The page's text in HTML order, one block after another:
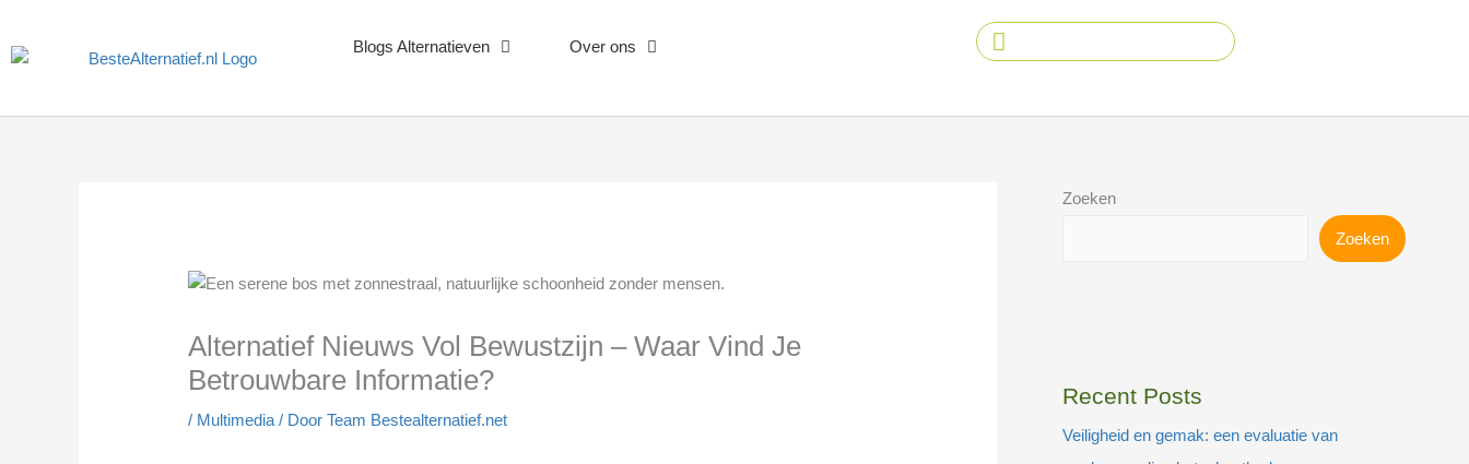
de
Blogs Alternatieven Over ons
Search
...
Alternatief Nieuws Vol Bewustzijn – Waar Vind Je
Betrouwbare Informatie?
/ Multimedia / DoorTeam Bestealternatief.net
Zoeken
Zoeken
Recent Posts
Veiligheid en gemak: een evaluatie van